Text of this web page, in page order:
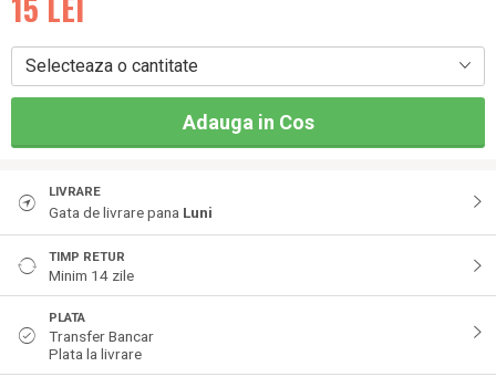
Selecteaza o cantitate
Adauga in Cos
LIVRARE
Gata de livrare pana Luni
TIMP RETUR
Minim 14 zile
PLATA
Transfer Bancar
Plata la livrare